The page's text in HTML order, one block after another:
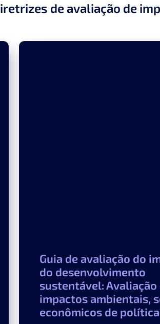
de avaliação de
Guia de avaliação do
do desenvolvimento
sustentável: Avaliação
impactos ambientais,
econômicos de